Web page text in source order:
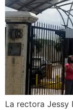
La rectora Jessy